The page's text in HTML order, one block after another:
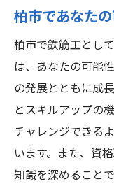
柏市であなた
柏市で鉄筋工とし
は、あなたの可能
の発展とともに成
とスキルアップの
チャレンジできる
います。また、資
知識を深めること